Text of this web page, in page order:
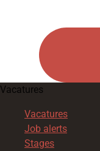
Vacatures
Vacatures
Job alerts
Stages